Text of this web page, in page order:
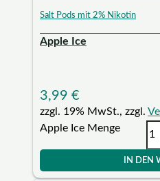
Salt Pods mit 2% Nikotin
Apple Ice
3,99 €
zzgl. 19% MwSt., zzgl.
Apple Ice Menge
IN DEN